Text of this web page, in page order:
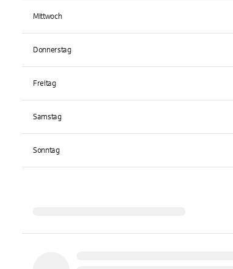
Mittwoch
Donnerstag
Freitag
Samstag
Sonntag